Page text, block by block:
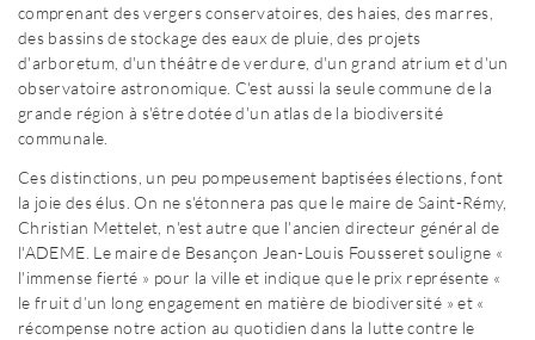
comprenant des vergers conservatoires, des haies, des marres,
des bassins de stockage des eaux de pluie, des projets
d'arboretum, d'un théâtre de verdure, d'un grand atrium et d'un
observatoire astronomique. C'est aussi la seule commune de la
grande région à s'être dotée d'un atlas de la biodiversité
communale.
Ces distinctions, un peu pompeusement baptisées élections, font
la joie des élus. On ne s'étonnera pas que le maire de Saint-Rémy,
Christian Mettelet, n'est autre que l'ancien directeur général de
l'ADEME. Le maire de Besançon Jean-Louis Fousseret souligne «
l'immense fierté » pour la ville et indique que le prix représente «
le fruit d’un long engagement en matière de biodiversité » et «
récompense notre action au quotidien dans la lutte contre le